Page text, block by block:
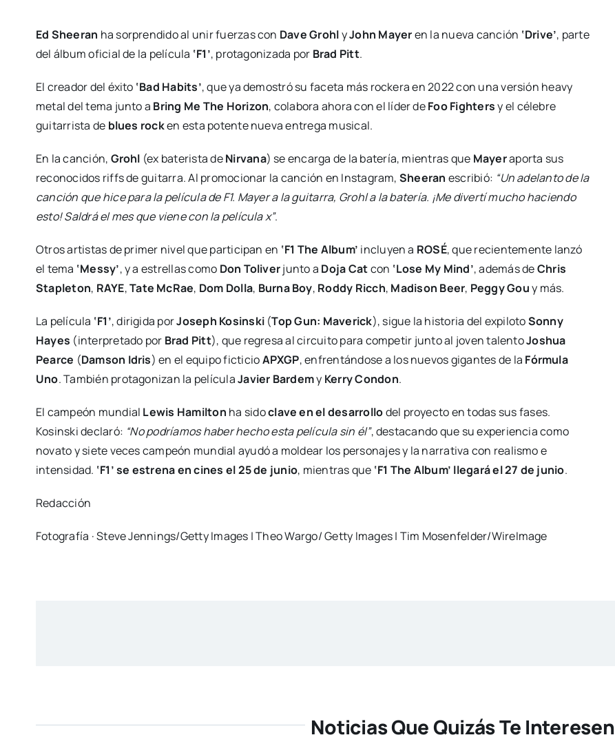
Ed Sheeran ha sorprendido al unir fuerzas con Dave GrohlyJohn Mayeren la nueva canción ‘Drive’, parte
del álbum oficial de la película ‘F1’, protagonizada por Brad Pitt.
El creador del éxito ‘Bad Habits’, que ya demostró su faceta más rockera en 2022 con una versión heavy
metal del tema junto a Bring Me The Horizon, colabora ahora con el líder deFoo Fightersy el célebre
guitarrista de blues rocken esta potente nueva entrega musical.
En la canción, Grohl (ex baterista deNirvana) se encarga de la batería, mientras que Mayeraporta sus
reconocidos riffs de guitarra. Al promocionar la canción en Instagram, Sheeran escribió: “Un adelanto de la
canción que hice para la película de F1. Mayer a la guitarra, Grohl a la batería. ¡Me divertí mucho haciendo
esto! Saldrá el mes que viene con la película x”.
Otros artistas de primer nivel que participan en ‘F1 The Album’ incluyen a ROSÉ, que recientemente lanzó
el tema ‘Messy’, y a estrellas como Don Toliverjunto a Doja Catcon ‘Lose My Mind’, además deChris
Stapleton, RAYE,Tate McRae, Dom Dolla, Burna Boy, Roddy Ricch, Madison Beer, Peggy Gouy más.
La película ‘F1’, dirigida porJoseph Kosinski (Top Gun: Maverick), sigue la historia del expilotoSonny
Hayes (interpretado por Brad Pitt), que regresa al circuito para competir junto al joven talentoJoshua
Pearce (Damson Idris) en el equipo ficticioAPXGP, enfrentándose a los nuevos gigantes de la Fórmula
Uno. También protagonizan la películaJavier Bardemy Kerry Condon.
El campeón mundial Lewis Hamilton ha sidoclave en el desarrollodel proyecto en todas sus fases.
Kosinski declaró: “No podríamos haber hecho esta película sin él”, destacando que su experiencia como
novato y siete veces campeón mundial ayudó a moldear los personajes y la narrativa con realismo e
intensidad. ‘F1’ se estrena en cines el 25 de junio, mientras que ‘F1 The Album’ llegará el 27 de junio.
Redacción
Fotografía · Steve Jennings/Getty Images | Theo Wargo/ Getty Images | Tim Mosenfelder/WireImage
Noticias Que Quizás Te Interesen